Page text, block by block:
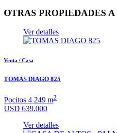
OTRAS PROPIEDADES
Ver detalles
Venta / Casa
TOMAS DIAGO 825
Pocitos 4 249 m2
USD 639.000
Ver detalles